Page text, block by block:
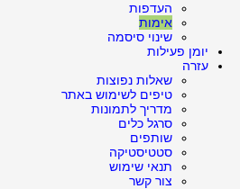
העדפות
אימות
שינוי סיסמה
יומן פעילות
עזרה
שאלות נפוצות
טיפים לשימוש באתר
מדריך לתמונות
סרגל כלים
שותפים
סטטיסטיקה
תנאי שימוש
צור קשר